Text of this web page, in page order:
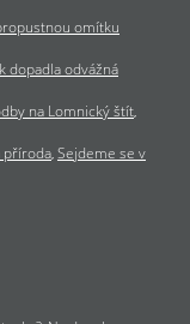
omítku
dopadla odvážná
na Lomnický štít
příroda Sejdeme se v